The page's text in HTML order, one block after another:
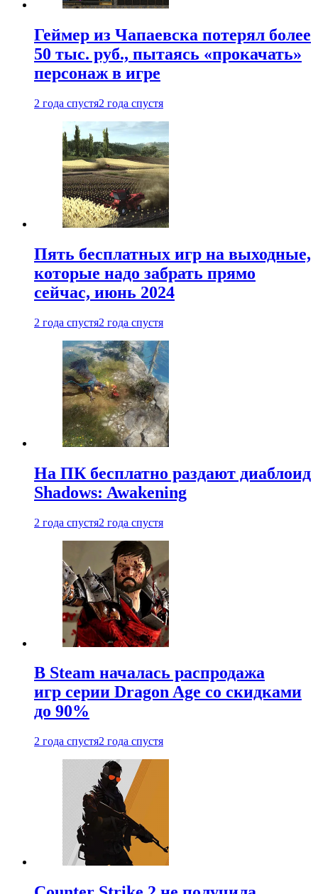
Геймер из Чапаевска потерял более
50 тыс. руб., пытаясь «прокачать»
персонаж в игре
2 года спустя2 года спустя
Пять бесплатных игр на выходные,
которые надо забрать прямо
сейчас, июнь 2024
2 года спустя2 года спустя
На ПК бесплатно раздают диаблоид
Shadows: Awakening
2 года спустя2 года спустя
В Steam началась распродажа
игр серии Dragon Age со скидками
до 90%
2 года спустя2 года спустя